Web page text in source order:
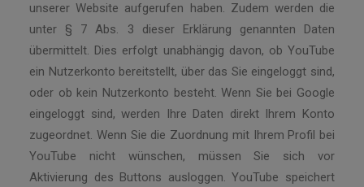
unserer Website aufgerufen haben. Zudem werden die
unter § 7 Abs. 3 dieser Erklärung genannten Daten
übermittelt. Dies erfolgt unabhängig davon, ob YouTube
ein Nutzerkonto bereitstellt, über das Sie eingeloggt sind,
oder ob kein Nutzerkonto besteht. Wenn Sie bei Google
eingeloggt sind, werden Ihre Daten direkt Ihrem Konto
zugeordnet. Wenn Sie die Zuordnung mit Ihrem Profil bei
YouTube nicht wünschen, müssen Sie sich vor
Aktivierung des Buttons ausloggen. YouTube speichert